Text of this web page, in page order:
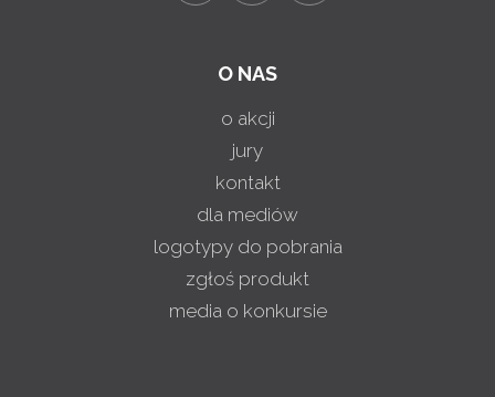
O NAS
o akcji
jury
kontakt
dla mediów
logotypy do pobrania
zgłoś produkt
media o konkursie